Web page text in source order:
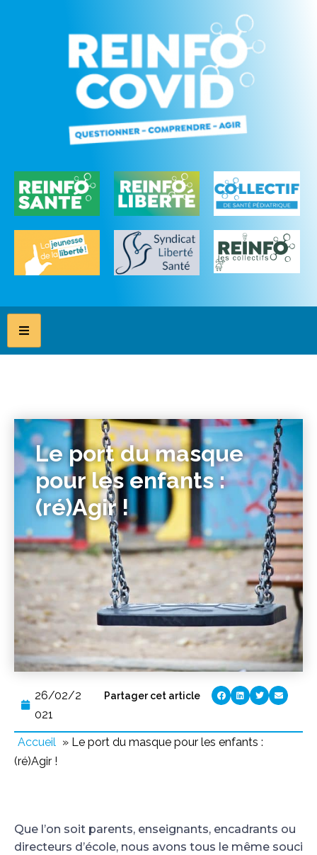
Le port du masque
pour les enfants :
(ré)Agir !
26/02/2
021
Partager cet article
Accueil » Le port du masque pour les enfants :
(ré)Agir !
Que l’on soit parents, enseignants, encadrants ou
directeurs d’école, nous avons tous le même souci